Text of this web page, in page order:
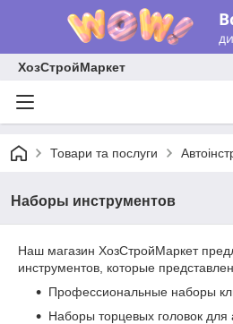
ХозСтройМаркет
Товари та послуги
Наборы инструментов
Наш магазин ХозСтройМаркет
инструментов, которые
Профессиональные наборы
Наборы торцевых головок для